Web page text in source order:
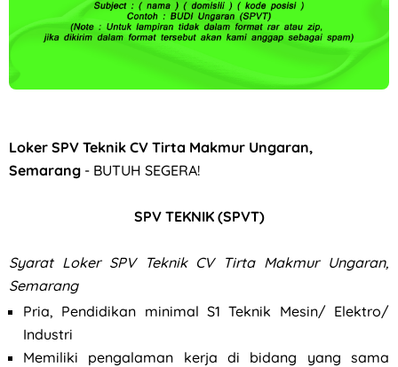
Loker SPV Teknik CV Tirta Makmur Ungaran,
Semarang - BUTUH SEGERA!
SPV TEKNIK (SPVT)
Syarat Loker SPV Teknik CV Tirta Makmur Ungaran,
Semarang
Pria, Pendidikan minimal S1 Teknik Mesin/ Elektro/
Industri
Memiliki pengalaman kerja di bidang yang sama